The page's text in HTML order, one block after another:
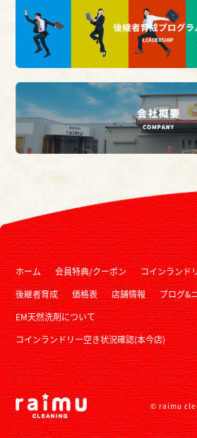
ホーム 会員特典/クーポン コインランド
後継者育成
価格表 店舗情報
ブログ&
EM天然洗剤について
コインランドリー空き状況確認(本今店)
© raimu